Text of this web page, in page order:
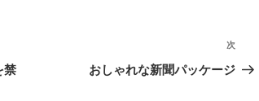
禁
次
の
次
おしゃれな新聞パッケージ